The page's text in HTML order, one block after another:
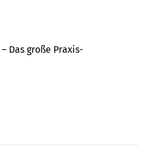
Das große Praxis-